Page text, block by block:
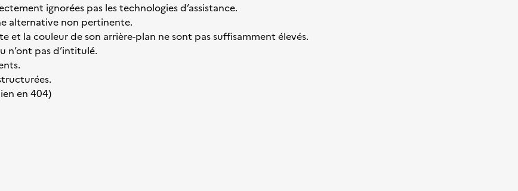
ignorées pas les technologies d’assistance.
alternative non pertinente.
et la couleur de son arrière-plan ne sont pas suffisamment élevés.
n’ont pas d’intitulé.
en 404)